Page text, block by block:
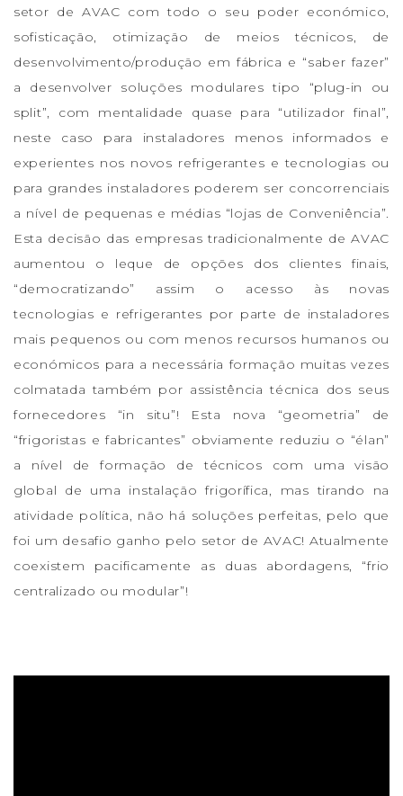
setor de AVAC com todo o seu poder económico,
sofisticação, otimização de meios técnicos, de
desenvolvimento/produção em fábrica e “saber fazer”
a desenvolver soluções modulares tipo “plug-in ou
split”, com mentalidade quase para “utilizador final”,
neste caso para instaladores menos informados e
experientes nos novos refrigerantes e tecnologias ou
para grandes instaladores poderem ser concorrenciais
a nível de pequenas e médias “lojas de Conveniência”.
Esta decisão das empresas tradicionalmente de AVAC
aumentou o leque de opções dos clientes finais,
“democratizando” assim o acesso às novas
tecnologias e refrigerantes por parte de instaladores
mais pequenos ou com menos recursos humanos ou
económicos para a necessária formação muitas vezes
colmatada também por assistência técnica dos seus
fornecedores “in situ”! Esta nova “geometria” de
“frigoristas e fabricantes” obviamente reduziu o “élan”
a nível de formação de técnicos com uma visão
global de uma instalação frigorífica, mas tirando na
atividade política, não há soluções perfeitas, pelo que
foi um desafio ganho pelo setor de AVAC! Atualmente
coexistem pacificamente as duas abordagens, “frio
centralizado ou modular”!